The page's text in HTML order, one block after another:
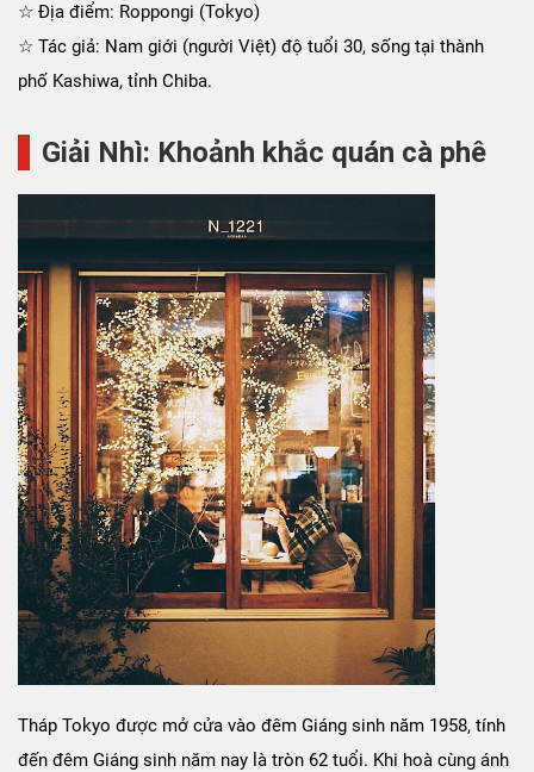
☆ Địa điểm: Roppongi (Tokyo)
☆ Tác giả: Nam giới (người Việt) độ tuổi 30, sống tại thành
phố Kashiwa, tỉnh Chiba.
Giải Nhì: Khoảnh khắc quán cà phê
Tháp Tokyo được mở cửa vào đêm Giáng sinh năm 1958, tính
đến đêm Giáng sinh năm nay là tròn 62 tuổi. Khi hoà cùng ánh